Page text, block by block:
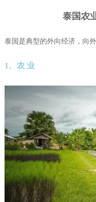
泰国农
泰国是典型的外向经济，向
1、农 业